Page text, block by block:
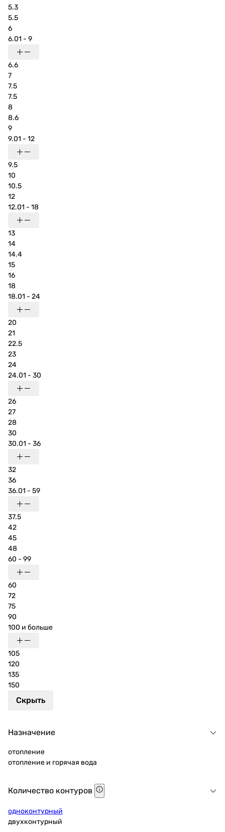
5.3
5.5
6
6.01 - 9
6.6
7
7.5
7.5
8
8.6
9
9.01 - 12
9.5
10
10.5
12
12.01 - 18
13
14
14.4
15
16
18
18.01 - 24
20
21
22.5
23
24
24.01 - 30
26
27
28
30
30.01 - 36
32
36
36.01 - 59
37.5
42
45
48
60 - 99
60
72
75
90
100 и больше
105
120
135
150
Скрыть
Назначение
отопление
отопление и горячая вода
Количество контуров
одноконтурный
двухконтурный